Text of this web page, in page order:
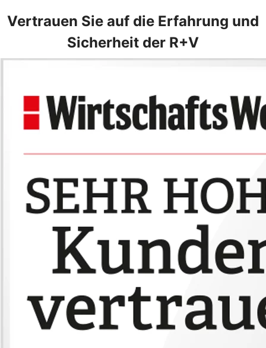
Vertrauen Sie auf die Erfahrung und
Sicherheit der R+V